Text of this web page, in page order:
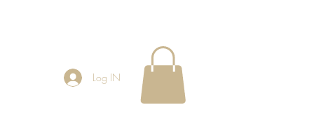
Log IN